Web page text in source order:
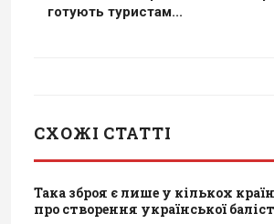
готують туристам...
СХОЖІ СТАТТІ
Така зброя є лише у кількох
про створення української